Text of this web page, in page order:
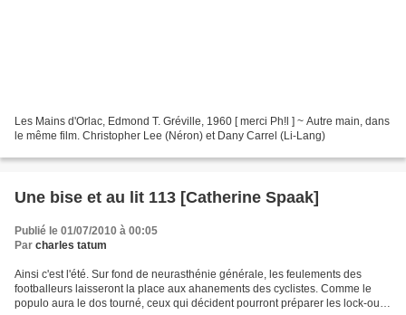
Les Mains d'Orlac, Edmond T. Gréville, 1960 [ merci Ph!l ] ~ Autre main, dans
le même film. Christopher Lee (Néron) et Dany Carrel (Li-Lang)
Une bise et au lit 113 [Catherine Spaak]
Publié le 01/07/2010 à 00:05
Par charles tatum
Ainsi c'est l'été. Sur fond de neurasthénie générale, les feulements des
footballeurs laisseront la place aux ahanements des cyclistes. Comme le
populo aura le dos tourné, ceux qui décident pourront préparer les lock-outs